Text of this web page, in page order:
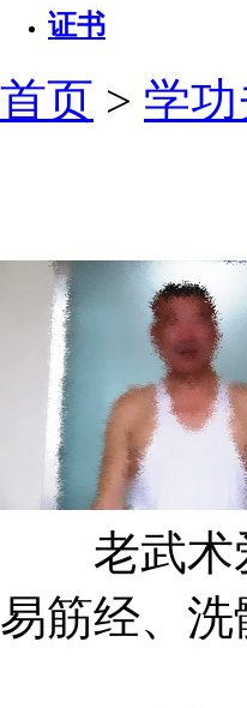
证书
首页 > 学功
老武术爱
易筋经、